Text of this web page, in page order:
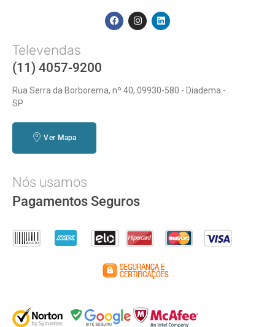
Televendas
(11) 4057-9200
Rua Serra da Borborema, nº 40, 09930-580 - Diadema -
SP
Ver Mapa
Nós usamos
Pagamentos Seguros